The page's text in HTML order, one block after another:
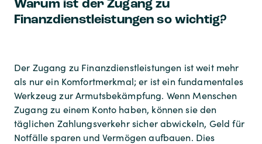
Warum ist der Zugang zu
Finanzdienstleistungen so wichtig?
Der Zugang zu Finanzdienstleistungen ist weit mehr
als nur ein Komfortmerkmal; er ist ein fundamentales
Werkzeug zur Armutsbekämpfung. Wenn Menschen
Zugang zu einem Konto haben, können sie den
täglichen Zahlungsverkehr sicher abwickeln, Geld für
Notfälle sparen und Vermögen aufbauen. Dies